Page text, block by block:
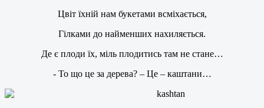
Цвіт їхній нам букетами всміхається,
Гілками до найменших нахиляється.
Де є плоди їх, міль плодитись там не стане…
- То що це за дерева? – Це – каштани…